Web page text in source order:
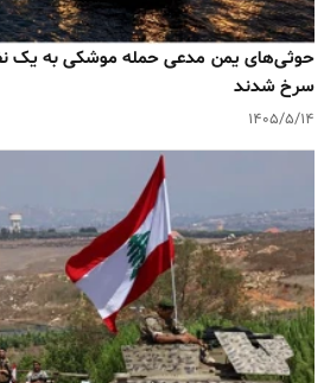
حوثی‌های یمن مدعی حمله موشکی به یک
سرخ شدند
۱۴۰۵/۵/۱۴